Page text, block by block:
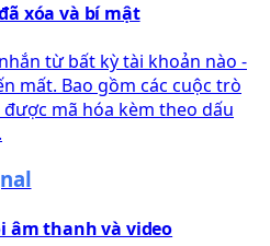
xóa và bí mật
từ bất kỳ tài khoản nào -
mất. Bao gồm các cuộc trò
mã hóa kèm theo dấu
âm thanh và video